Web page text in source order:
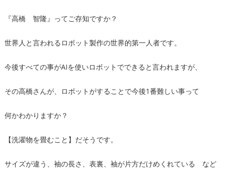
『高橋 智隆』ってご存知ですか？
世界人と言われるロボット製作の世界的第一人者です。
今後すべての事がAIを使いロボットでできると言われますが、
その高橋さんが、ロボットがすることで今後1番難しい事って
何かわかりますか？
【洗濯物を畳むこと】だそうです。
サイズが違う、袖の長さ、表裏、袖が片方だけめくれている など